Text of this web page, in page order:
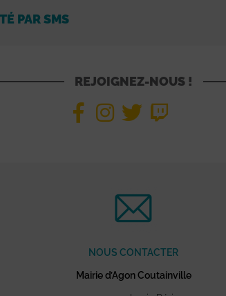
PAR SMS
REJOIGNEZ-NOUS !
NOUS CONTACTER
Mairie d’Agon Coutainville